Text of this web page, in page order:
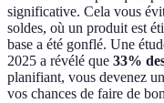
significative. Cela vous
soldes, où un produit est
base a été gonflé. Une
2025 a révélé que 33%
planifiant, vous devenez
vos chances de faire de